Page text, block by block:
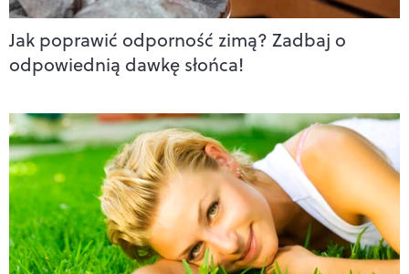
Jak poprawić odporność zimą? Zadbaj o
odpowiednią dawkę słońca!